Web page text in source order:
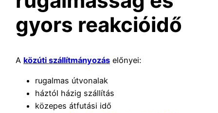
gyors reakcióidő
A közúti szállítmányozás előnyei:
rugalmas útvonalak
háztól házig szállítás
közepes átfutási idő